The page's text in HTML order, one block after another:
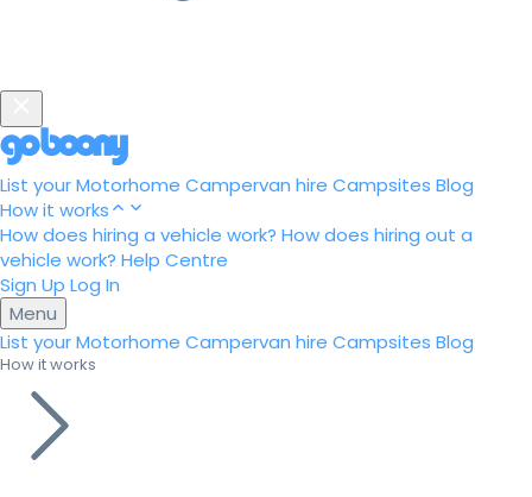
List your Motorhome Campervan hire Campsites Blog
How it works
How does hiring a vehicle work? How does hiring out a
vehicle work? Help Centre
Sign Up Log In
Menu
List your Motorhome Campervan hire Campsites Blog
How it works